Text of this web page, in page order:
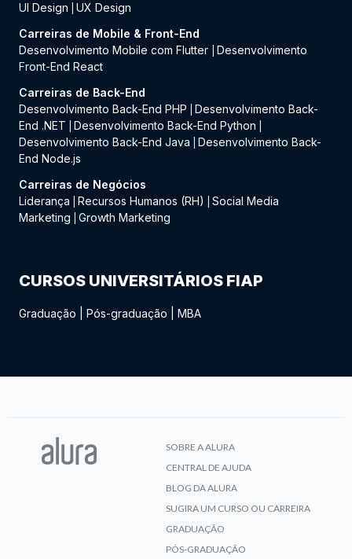
UI Design
UX Design
Carreiras de Mobile & Front-End
Desenvolvimento Mobile com Flutter
Desenvolvimento
Front-End React
Carreiras de Back-End
Desenvolvimento Back-End PHP
Desenvolvimento Back-
End .NET
Desenvolvimento Back-End Python
Desenvolvimento Back-End Java
Desenvolvimento Back-
End Node.js
Carreiras de Negócios
Liderança
Recursos Humanos (RH)
Social Media
Marketing
Growth Marketing
CURSOS UNIVERSITÁRIOS FIAP
Graduação Pós-graduação MBA
SOBRE A ALURA
CENTRAL DE AJUDA
BLOG DA ALURA
SUGIRA UM CURSO OU CARREIRA
GRADUAÇÃO
PÓS-GRADUAÇÃO